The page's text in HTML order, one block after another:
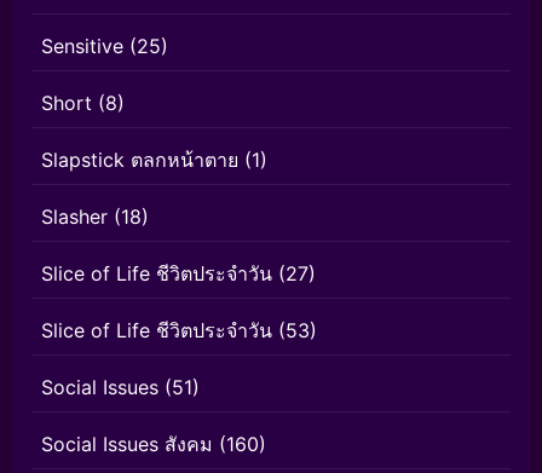
Sensitive (25)
Short (8)
Slapstick ตลกหน้าตาย (1)
Slasher (18)
Slice of Life ชีวิตประจำวัน (27)
Slice of Life ชีวิตประจำวัน (53)
Social Issues (51)
Social Issues สังคม (160)